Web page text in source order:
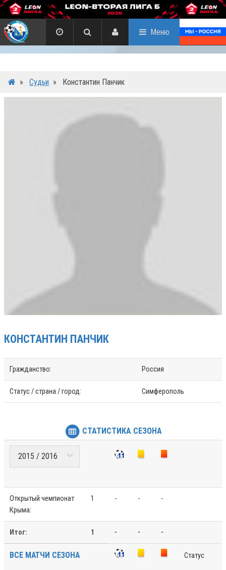
Меню
» Судьи » Константин Панчик
КОНСТАНТИН ПАНЧИК
Гражданство: Россия
Статус / страна / город: Симферополь
СТАТИСТИКА СЕЗОНА
Открытый чемпионат
Крыма:
1 - - -
Итог: 1 - - -
ВСЕ МАТЧИ СЕЗОНА Статус